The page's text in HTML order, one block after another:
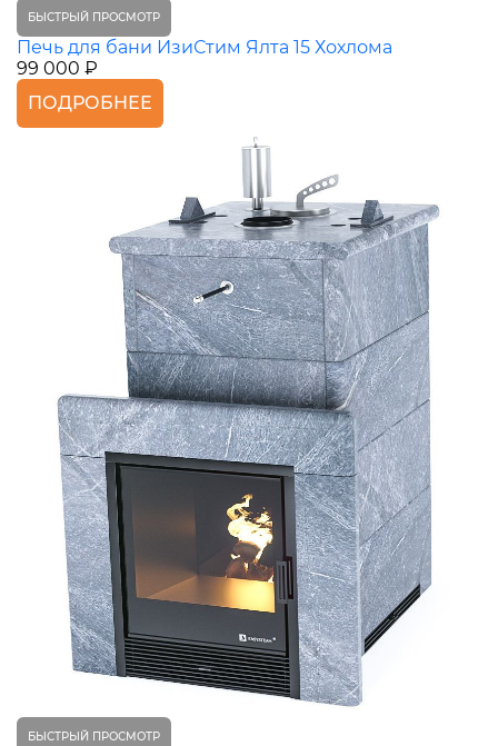
БЫСТРЫЙ ПРОСМОТР
Печь для бани ИзиСтим Ялта 15 Хохлома
99 000 ₽
ПОДРОБНЕЕ
БЫСТРЫЙ ПРОСМОТР